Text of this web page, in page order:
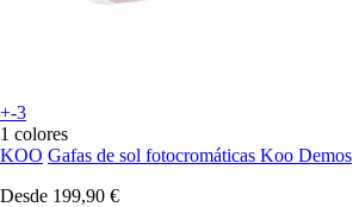
+-3
1 colores
KOO Gafas de sol fotocromáticas Koo Demos
Desde 199,90 €